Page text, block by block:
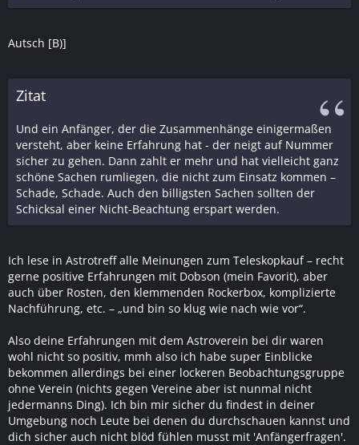
Autsch [B)]
Zitat
Und ein Anfänger, der die Zusammenhänge einigermaßen
versteht, aber keine Erfahrung hat - der neigt auf Nummer
sicher zu gehen. Dann zahlt er mehr und hat vielleicht ganz
schöne Sachen rumliegen, die nicht zum Einsatz kommen –
Schade, Schade. Auch den billigsten Sachen sollten der
Schicksal einer Nicht-Beachtung erspart werden.
Ich lese in Astrotreff alle Meinungen zum Teleskopkauf – recht
gerne positive Erfahrungen mit Dobson (mein Favorit), aber
auch über Rosten, den klemmenden Rockerbox, komplizierte
Nachführung, etc. – „und bin so klug wie nach wie vor“.
Also deine Erfahrungen mit dem Astroverein bei dir waren
wohl nicht so positiv, mmh also ich habe super Einblicke
bekommen allerdings bei einer lockeren Beobachtungsgruppe
ohne Verein (nichts gegen Vereine aber ist nunmal nicht
jedermanns Ding). Ich bin mir sicher du findest in deiner
Umgebung noch Leute bei denen du durchschauen kannst und
dich sicher auch nicht blöd fühlen musst mit 'Anfängerfragen'.